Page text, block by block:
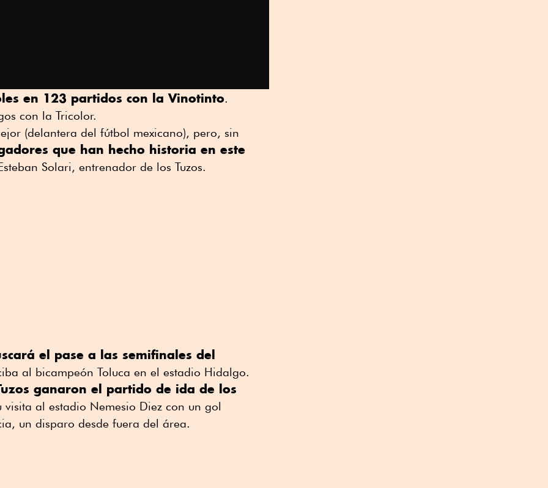
en 123 partidos con la Vinotinto.
con la Tricolor.
(delantera del fútbol mexicano), pero, sin
que han hecho historia en este
Solari, entrenador de los Tuzos.
el pase a las semifinales del
al bicampeón Toluca en el estadio Hidalgo.
ganaron el partido de ida de los
visita al estadio Nemesio Diez con un gol
un disparo desde fuera del área.